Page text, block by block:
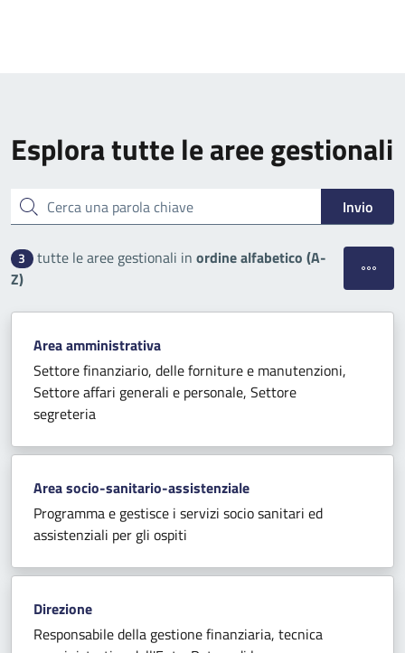
Esplora tutte le aree gestionali
Cerca una parola chiave Invio
3 tutte le aree gestionali in ordine alfabetico (A-
Z)
Apri
Area amministrativa
Settore finanziario, delle forniture e manutenzioni,
Settore affari generali e personale, Settore
segreteria
Area socio-sanitario-assistenziale
Programma e gestisce i servizi socio sanitari ed
assistenziali per gli ospiti
Direzione
Responsabile della gestione finanziaria, tecnica